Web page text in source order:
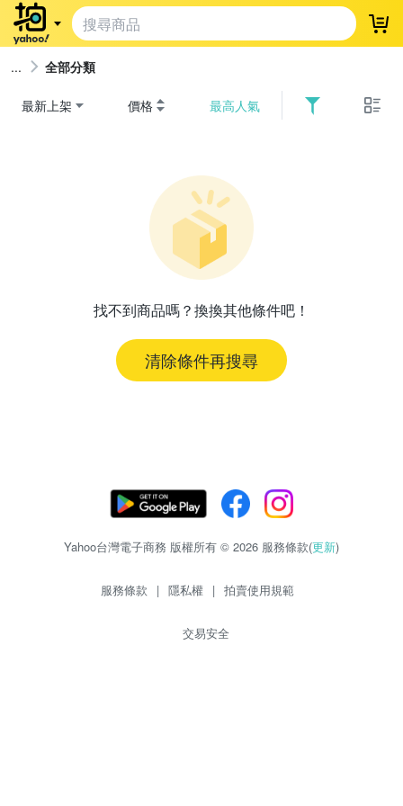
登
全部分類
最新上架 價格 最高人氣
找不到商品嗎？換換其他條件吧！
清除條件再搜尋
Yahoo台灣電子商務 版權所有 © 2026 服務條款(更新)
服務條款 | 隱私權 | 拍賣使用規範
交易安全